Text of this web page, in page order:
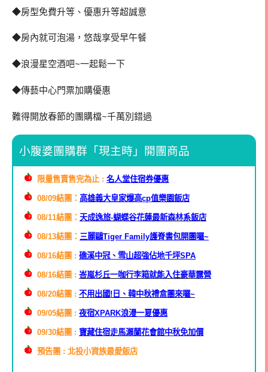
◆房型免費升等、優惠升等超誠意
◆房內就可泡湯，悠哉享受早午餐
◆浪漫星空酒吧~一起鬆一下
◆傳藝中心門票加購優惠
難得開放春節的團購檔~千萬別錯過
小腹婆團購群「現主時」開團商品
限量售賣售完為止 : 名人堂住宿券優惠
08/09結團： 高雄義大皇家爆高cp值樂園飯店
08/11結團： 天成逸旅-蝴蝶谷花蓮最新森林系飯店
08/13結團： 三麗鷗Tiger Family護脊書包開團囉~
08/16結團 : 礁溪中冠、雪山超強佔地千坪SPA
08/16結團 : 峇嵐杉丘一咖行李箱就能入住豪華露營
08/20結團 : 不用出國!日、韓中秋禮盒團來囉~
09/05結團 : 夜宿XPARK浪漫一夏優惠
09/30結團 : 寶藏住宿走馬瀨蘭花會館中秋免加價
預告團 : 北投小資族最愛飯店